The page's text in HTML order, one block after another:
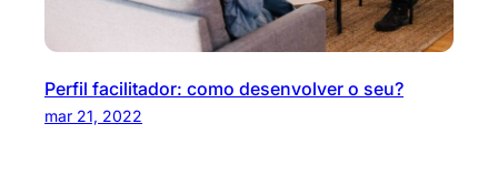
Perfil facilitador: como desenvolver o seu?
mar 21, 2022